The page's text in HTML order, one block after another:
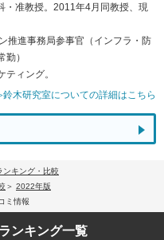
・准教授。2011年4月同教授、現
推進事務局参事官（インフラ・防
）
ィング。
木研究室についての詳細はこちら
ンキング・比較
2022年版
ミ情報
ランキング一覧